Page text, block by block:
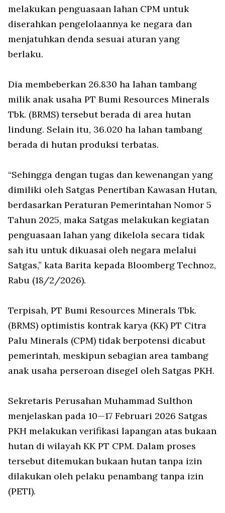
melakukan penguasaan lahan CPM untuk
diserahkan pengelolaannya ke negara dan
menjatuhkan denda sesuai aturan yang
berlaku.
Dia membeberkan 26.830 ha lahan tambang
milik anak usaha PT Bumi Resources Minerals
Tbk. (BRMS) tersebut berada di area hutan
lindung. Selain itu, 36.020 ha lahan tambang
berada di hutan produksi terbatas.
“Sehingga dengan tugas dan kewenangan yang
dimiliki oleh Satgas Penertiban Kawasan Hutan,
berdasarkan Peraturan Pemerintahan Nomor 5
Tahun 2025, maka Satgas melakukan kegiatan
penguasaan lahan yang dikelola secara tidak
sah itu untuk dikuasai oleh negara melalui
Satgas,” kata Barita kepada Bloomberg Technoz,
Rabu (18/2/2026).
Terpisah, PT Bumi Resources Minerals Tbk.
(BRMS) optimistis kontrak karya (KK) PT Citra
Palu Minerals (CPM) tidak berpotensi dicabut
pemerintah, meskipun sebagian area tambang
anak usaha perseroan disegel oleh Satgas PKH.
Sekretaris Perusahan Muhammad Sulthon
menjelaskan pada 10—17 Februari 2026 Satgas
PKH melakukan verifikasi lapangan atas bukaan
hutan di wilayah KK PT CPM. Dalam proses
tersebut ditemukan bukaan hutan tanpa izin
dilakukan oleh pelaku penambang tanpa izin
(PETI).